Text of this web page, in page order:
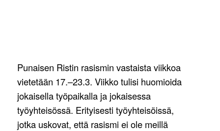
Punaisen Ristin rasismin vastaista viikkoa
vietetään 17.–23.3. Viikko tulisi huomioida
jokaisella työpaikalla ja jokaisessa
työyhteisössä. Erityisesti työyhteisöissä,
jotka uskovat, että rasismi ei ole meillä